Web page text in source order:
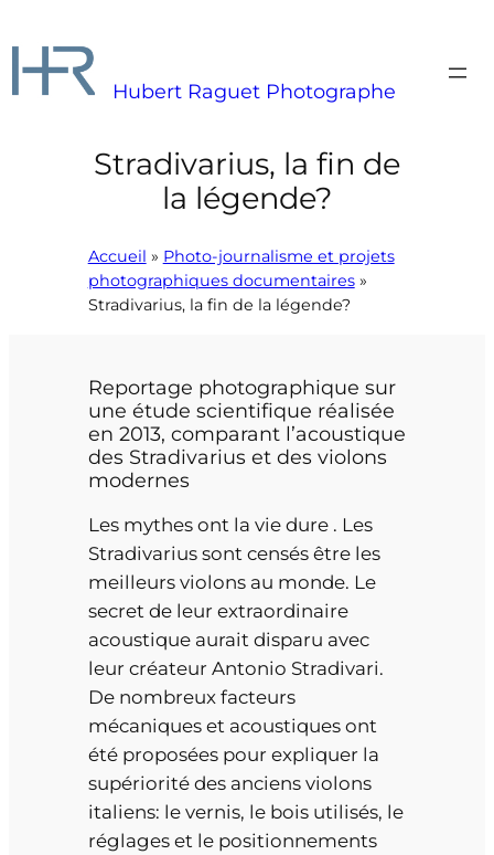
au
contenu
Hubert Raguet Photographe
Stradivarius, la fin de
la légende?
Accueil » Photo-journalisme et projets
photographiques documentaires»
Stradivarius, la fin de la légende?
Reportage photographique sur
une étude scientifique réalisée
en 2013, comparant l’acoustique
des Stradivarius et des violons
modernes
Les mythes ont la vie dure . Les
Stradivarius sont censés être les
meilleurs violons au monde. Le
secret de leur extraordinaire
acoustique aurait disparu avec
leur créateur Antonio Stradivari.
De nombreux facteurs
mécaniques et acoustiques ont
été proposées pour expliquer la
supériorité des anciens violons
italiens: le vernis, le bois utilisés, le
réglages et le positionnements